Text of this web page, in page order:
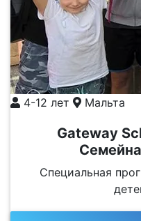
4-12 лет Мальта
Gateway
Специальная